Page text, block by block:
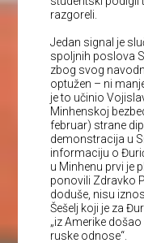
razgoreli.
Jedan signal je
spoljnih poslova
zbog svog
optužen – ni
je to učinio
Minhenskoj
februar) strane
demonstracija u
informaciju o
u Minhenu prvi je
ponovili Zdravko
doduše, nisu
Šešelj koji je za
„iz Amerike
ruske odnose“.